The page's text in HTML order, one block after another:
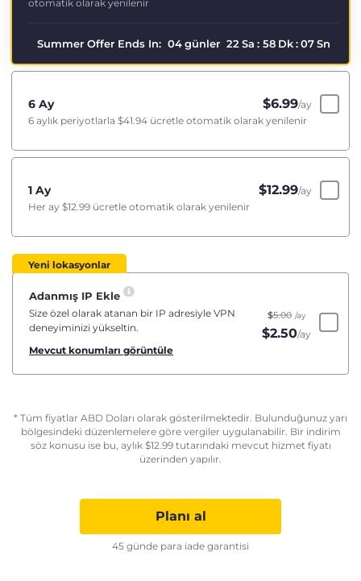
otomatik olarak yenilenir
Summer Offer Ends In: 04günler 22 Sa : 58 Dk:06Sn
6 Ay $6.99/ay
6 aylık periyotlarla $41.94 ücretle otomatik olarak yenilenir
1 Ay $12.99/ay
Her ay $12.99 ücretle otomatik olarak yenilenir
Yeni lokasyonlar
Adanmış IP Ekle
Size özel olarak atanan bir IP adresiyle VPN
deneyiminizi yükseltin.
Mevcut konumları görüntüle
$5.00 /ay
$2.50/ay
* Tüm fiyatlar ABD Doları olarak gösterilmektedir. Bulunduğunuz yarı
bölgesindeki düzenlemelere göre vergiler uygulanabilir. Bir indirim
söz konusu ise bu, aylık $12.99tutarındaki mevcut hizmet fiyatı
üzerinden yapılır.
Planı al
45 günde para iade garantisi